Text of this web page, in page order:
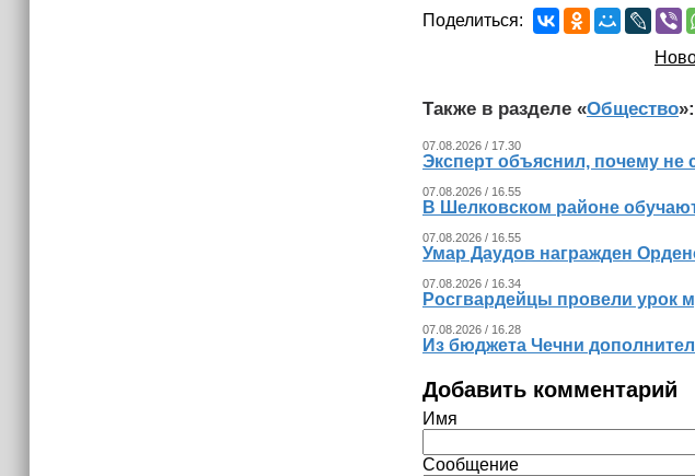
Поделиться:
Также в разделе «Общество»:
07.08.2026 / 17.30
Эксперт объяснил, почему
07.08.2026 / 16.55
В Шелковском районе
07.08.2026 / 16.55
Умар Даудов награжден
07.08.2026 / 16.34
Росгвардейцы провели урок
07.08.2026 / 16.28
Из бюджета Чечни
Добавить комментарий
Имя
Сообщение